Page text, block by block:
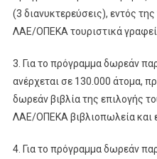
(3 διανυκτερεύσεις), εντός
ΛΑΕ/ΟΠΕΚΑ τουριστικά
3. Για το πρόγραμμα δωρεάν
ανέρχεται σε 130.000 άτομα,
δωρεάν βιβλία της επιλογής
ΛΑΕ/ΟΠΕΚΑ βιβλιοπωλεία και
4. Για το πρόγραμμα δωρεάν